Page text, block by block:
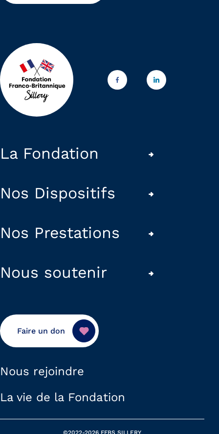
La Fondation
Nos Dispositifs
Nos Prestations
Nous soutenir
Faire un don
Nous rejoindre
La vie de la Fondation